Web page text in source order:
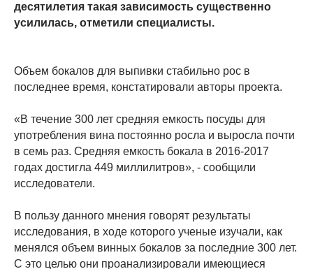
десятилетия такая зависимость существенно
усилилась, отметили специалисты.
Объем бокалов для выпивки стабильно рос в
последнее время, констатировали авторы проекта.
«В течение 300 лет средняя емкость посуды для
употребления вина постоянно росла и выросла почти
в семь раз. Средняя емкость бокала в 2016-2017
годах достигла 449 миллилитров», - сообщили
исследователи.
В пользу данного мнения говорят результаты
исследования, в ходе которого ученые изучали, как
менялся объем винных бокалов за последние 300 лет.
С это целью они проанализировали имеющиеся